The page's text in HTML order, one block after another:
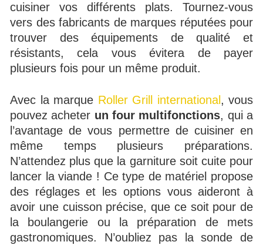
cuisiner vos différents plats. Tournez-vous
vers des fabricants de marques réputées pour
trouver des équipements de qualité et
résistants, cela vous évitera de payer
plusieurs fois pour un même produit.
Avec la marque Roller Grill international , vous
pouvez acheter un four multifonctions, qui a
l’avantage de vous permettre de cuisiner en
même temps plusieurs préparations.
N’attendez plus que la garniture soit cuite pour
lancer la viande ! Ce type de matériel propose
des réglages et les options vous aideront à
avoir une cuisson précise, que ce soit pour de
la boulangerie ou la préparation de mets
gastronomiques. N’oubliez pas la sonde de